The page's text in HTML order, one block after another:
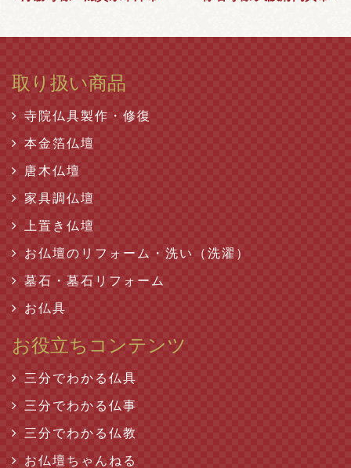
取り扱い商品
寺院仏具製作・修復
本金箔仏壇
唐木仏壇
家具調仏壇
上置き仏壇
お仏壇のリフォーム・洗い（洗濯）
墓石・墓石リフォーム
お仏具
お役立ちコンテンツ
三分でわかる仏具
三分でわかる仏事
三分でわかる仏教
お仏壇ちゃんねる